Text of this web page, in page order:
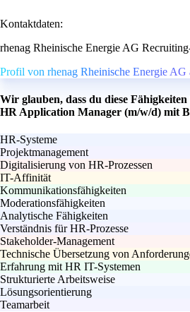
Kontaktdaten:
rhenag Rheinische Energie AG
Profil von rhenag Rheinische Energie AG
Wir glauben, dass du diese
HR Application Manager (m/w/d) mit
HR-Systeme
Projektmanagement
Digitalisierung von HR-Prozessen
IT-Affinität
Kommunikationsfähigkeiten
Moderationsfähigkeiten
Analytische Fähigkeiten
Verständnis für HR-Prozesse
Stakeholder-Management
Technische Übersetzung von
Erfahrung mit HR IT-Systemen
Strukturierte Arbeitsweise
Lösungsorientierung
Teamarbeit